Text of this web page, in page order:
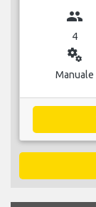
group
4
miscellaneous_services
Manuale